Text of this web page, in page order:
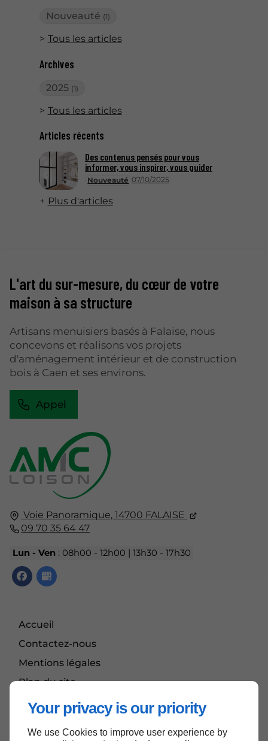
Your privacy is our priority
We use Cookies to improve user experience by
Nouveauté (1)
Tous les articles
Archives
2025 (1)
Tous les articles
Articles récents
Nouveauté 07/10/2025
Des contenus pensés pour vous
informer, vous inspirer, vous guider
Plus d'articles
Voie Panoramique, 14700 FALAISE
09 70 35 64 47
Lun - Ven : 08h00 - 12h00 | 13h30 - 17h30
Accueil
Contactez-nous
Mentions légales
Plan du site
L'art du sur-mesure, du cœur de votre
maison à sa structure
Artisans menuisiers basés à Falaise, nous
concevons et réalisons vos projets
d'aménagement intérieur et de construction
bois à Caen et ses environs.
Appel
Haut de page